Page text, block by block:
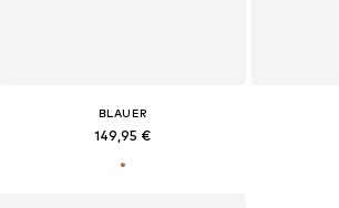
BLAUER
149,95 €